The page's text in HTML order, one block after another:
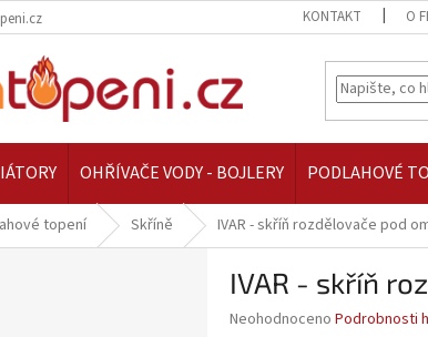
KONTAKT O
OHŘÍVAČE VODY - BOJLERY PODLAHOVÉ
topení Skříně IVAR - skříň rozdělovače pod
IVAR - skříň
Průměrné
Neohodnoceno Podrobnosti